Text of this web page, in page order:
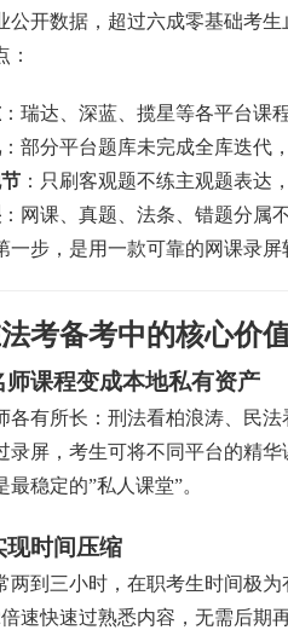
公开数据，超过六成零基础考
：瑞达、深蓝、揽星等各平台课
：部分平台题库未完成全库迭代
：只刷客观题不练主观题表达
：网课、真题、法条、错题分属
一步，是用一款可靠的网课录
考备考中的核心价
师课程变成本地私有资产
各有所长：刑法看柏浪涛、民
录屏，考生可将不同平台的精
稳定的”私人课堂”。
现时间压缩
两到三小时，在职考生时间极
速快速过熟悉内容，无需后期